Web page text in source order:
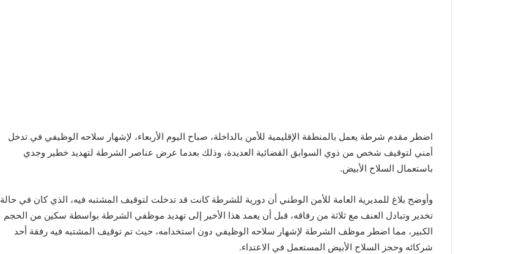
اضطر مقدم شرطة يعمل بالمنطقة الإقليمية للأمن بالداخلة، صباح اليوم الأربعاء، لإشهار سلاحه الوظيفي في تدخل
أمني لتوقيف شخص من ذوي السوابق القضائية العديدة، وذلك بعدما عرض عناصر الشرطة لتهديد خطير وجدي
باستعمال السلاح الأبيض.
وأوضح بلاغ للمديرية العامة للأمن الوطني أن دورية للشرطة كانت قد تدخلت لتوقيف المشتبه فيه، الذي كان في حالة
تخدير وتبادل العنف مع ثلاثة من رفاقه، قبل أن يعمد هذا الأخير إلى تهديد موظفي الشرطة بواسطة سكين من الحجم
الكبير، مما اضطر موظف الشرطة لإشهار سلاحه الوظيفي دون استخدامه، حيث تم توقيف المشتبه فيه رفقة أحد
شركائه وحجز السلاح الأبيض المستعمل في الاعتداء.